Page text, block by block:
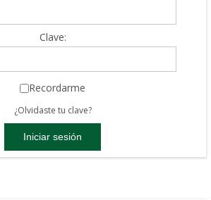
Clave:
Recordarme
¿Olvidaste tu clave?